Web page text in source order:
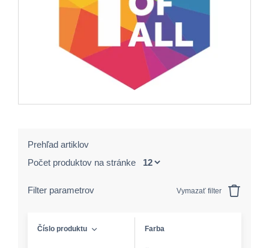
Prehľad artiklov
Počet produktov na stránke
Filter parametrov Vymazať filter
Číslo produktu Farba